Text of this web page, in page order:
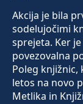
Akcija je bila
sodelujočimi
sprejeta. Ker
povezovalna
Poleg knjižnic,
letos na novo
Metlika in